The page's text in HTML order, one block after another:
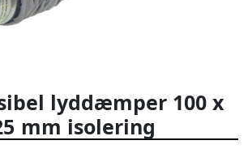
lyddæmper 100 x
mm isolering